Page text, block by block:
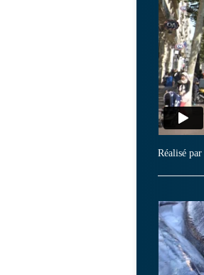
Réalisé par